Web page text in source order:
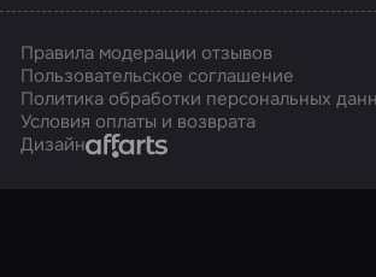
Правила модерации отзывов
Пользовательское соглашение
Политика обработки персональных
Условия оплаты и возврата
ДизайнAffarts